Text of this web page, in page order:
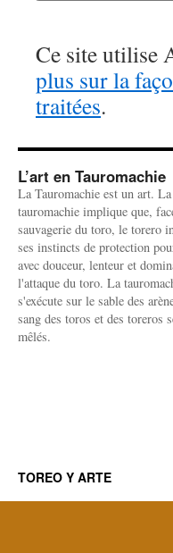
Ce site utilise
plus sur la
traitées.
L’art en Tauromachie
La Tauromachie est un art. La
tauromachie implique que,
sauvagerie du toro, le torero
ses instincts de protection
avec douceur, lenteur et
l'attaque du toro. La
s'exécute sur le sable des
sang des toros et des toreros
mêlés.
TOREO Y ARTE